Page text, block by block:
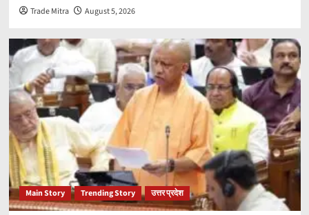
Trade Mitra August 5, 2026
Main Story Trending Story उत्तर प्रदेश